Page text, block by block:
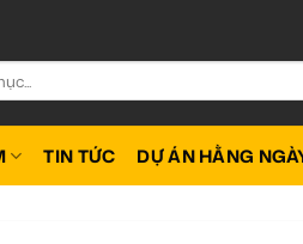
TIN TỨC DỰ ÁN HẰNG